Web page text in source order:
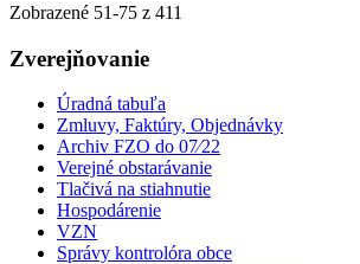
Zobrazené 51-75 z 411
Zverejňovanie
Úradná tabuľa
Zmluvy, Faktúry, Objednávky
Archiv FZO do 07⁄22
Verejné obstarávanie
Tlačivá na stiahnutie
Hospodárenie
VZN
Správy kontrolóra obce